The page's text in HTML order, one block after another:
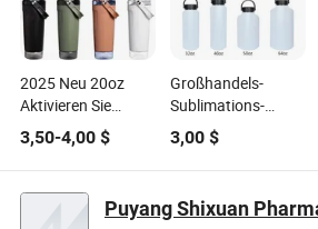
2025 Neu 20oz
Aktivieren Sie
auslaufsichere
isolierte Edelstahl-
Shakerbecher mit
Basislagerung
3,50-4,00 $
Großhandels-
Sublimations-
Wasserflasche
18/8 Edelstahl-
Thermoflasche für
Sportflasche
3,00$